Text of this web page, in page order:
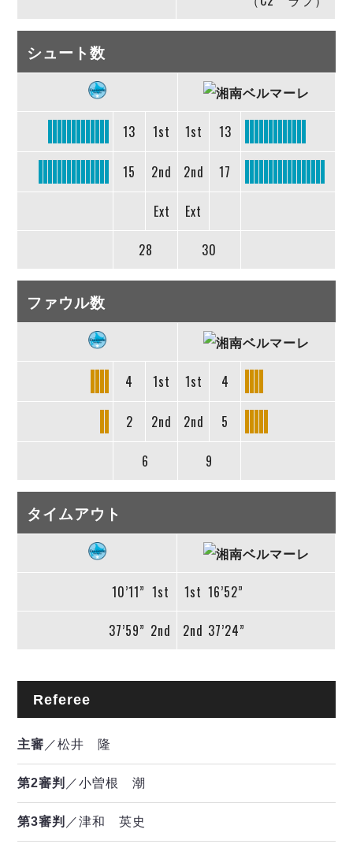
シュート数
13 1st 1st 13
15 2nd 2nd 17
Ext Ext
28 30
ファウル数
4 1st 1st 4
2 2nd 2nd 5
6 9
タイムアウト
10’11” 1st 1st 16’52”
37’59” 2nd 2nd 37’24”
Referee
主審 ／松井 隆
第2審判 ／小曽根 潮
第3審判 ／津和 英史